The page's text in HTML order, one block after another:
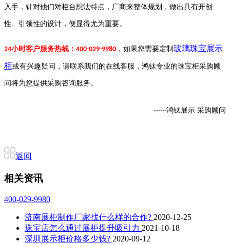
入手，针对他们对柜台想法特点，厂商来整体规划，做出具有开创
性、引领性的设计，便显得尤为重要。
24小时客户服务热线： 400-029-9980 ，如果您需要定制 玻璃珠宝展示
柜或有兴趣疑问，请联系我们的在线客服，鸿钛专业的珠宝柜采购顾
问将为您提供采购咨询服务。
------鸿钛展示 采购顾问
返回
相关资讯
400-029-9980
济南展柜制作厂家找什么样的合作? 2020-12-25
珠宝店怎么通过展柜提升吸引力 2021-10-18
深圳展示柜价格多少钱? 2020-09-12